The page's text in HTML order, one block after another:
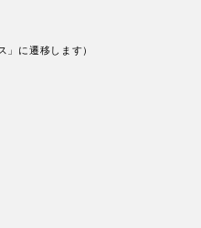
」に遷移します）